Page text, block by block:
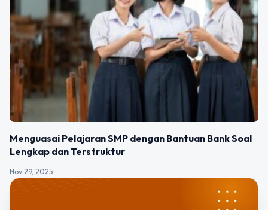
Menguasai Pelajaran SMP dengan Bantuan Bank Soal
Lengkap dan Terstruktur
Nov 29, 2025